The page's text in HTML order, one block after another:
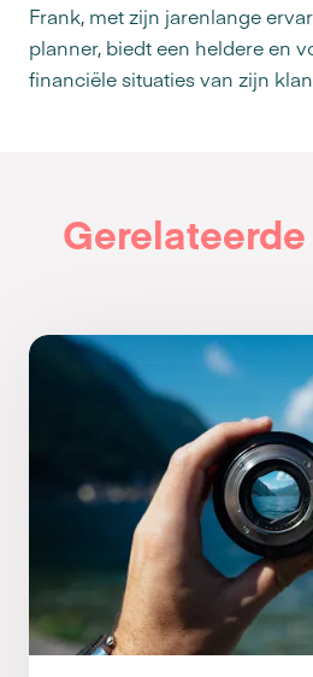
Frank, met zijn jarenlange
planner, biedt een heldere en
financiële situaties van zijn